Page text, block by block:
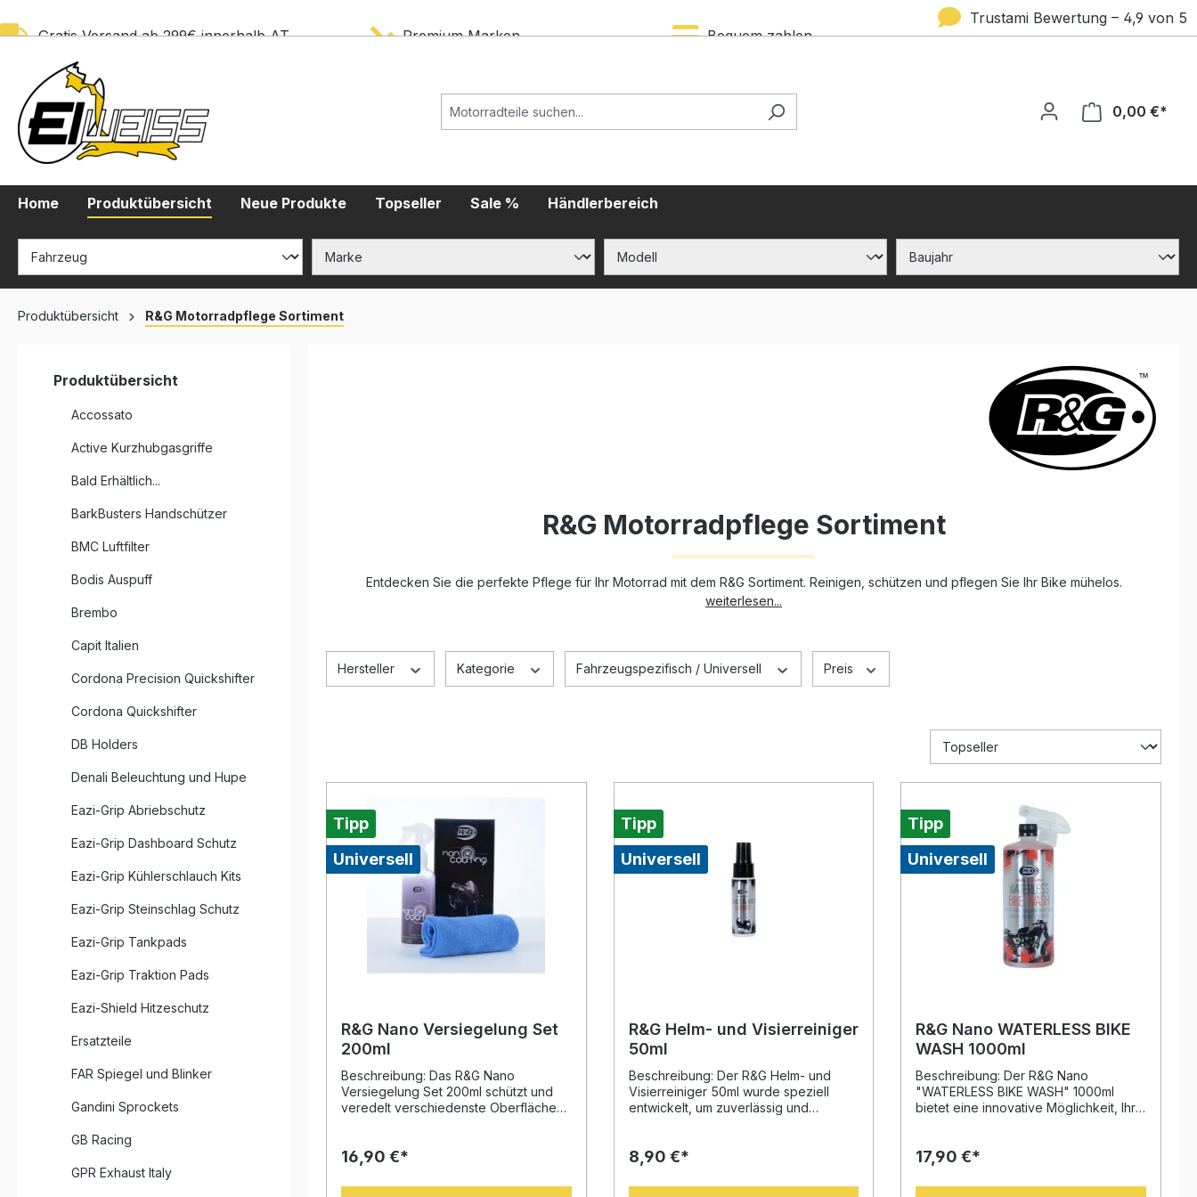
Gratis Versand ab 299€ innerhalb AT Premium Marken Bequem zahlen
Trustami Bewertung – 4,9 von 5
0,00 €*
Home Produktübersicht Neue Produkte Topseller Sale % Händlerbereich
Produktübersicht R&G Motorradpflege Sortiment
Produktübersicht
Accossato
Active Kurzhubgasgriffe
Bald Erhältlich...
BarkBusters Handschützer
BMC Luftfilter
Bodis Auspuff
Brembo
Capit Italien
Cordona Precision Quickshifter
Cordona Quickshifter
DB Holders
Denali Beleuchtung und Hupe
Eazi-Grip Abriebschutz
Eazi-Grip Dashboard Schutz
Eazi-Grip Kühlerschlauch Kits
Eazi-Grip Steinschlag Schutz
Eazi-Grip Tankpads
Eazi-Grip Traktion Pads
Eazi-Shield Hitzeschutz
Ersatzteile
FAR Spiegel und Blinker
Gandini Sprockets
GB Racing
GPR Exhaust Italy
R&G Motorradpflege Sortiment
Entdecken Sie die perfekte Pflege für Ihr Motorrad mit dem R&G Sortiment. Reinigen, schützen und pflegen Sie Ihr Bike mühelos.
weiterlesen...
Hersteller Kategorie Fahrzeugspezifisch / Universell Preis
Tipp
Universell
R&G Nano Versiegelung Set
200ml
Beschreibung: Das R&G Nano
Versiegelung Set 200ml schützt und
veredelt verschiedenste Oberflächen
Nanotechnologie entsteht eine
und Schmutz effektiv abweist. So
16,90 €*
Tipp
Universell
R&G Helm- und Visierreiniger
50ml
Beschreibung: Der R&G Helm- und
Visierreiniger 50ml wurde speziell
entwickelt, um zuverlässig und
Visieren und Brillen zu entfernen. Die
Formel sorgt dafür, dass das Produkt
8,90 €*
Tipp
Universell
R&G Nano WATERLESS BIKE
WASH 1000ml
Beschreibung: Der R&G Nano
"WATERLESS BIKE WASH" 1000ml
bietet eine innovative Möglichkeit, Ihr
spezielle Formel entfernt mühelos
regelmäßigen Wäschen und sorgt
17,90 €*